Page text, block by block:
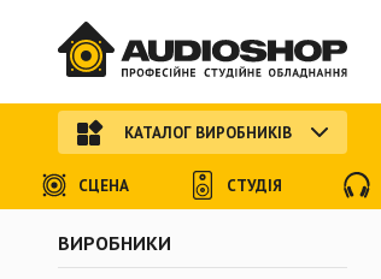
ВИРОБНИКИ
КАТАЛОГ ВИРОБНИКІВ
СЦЕНА СТУДІЯ